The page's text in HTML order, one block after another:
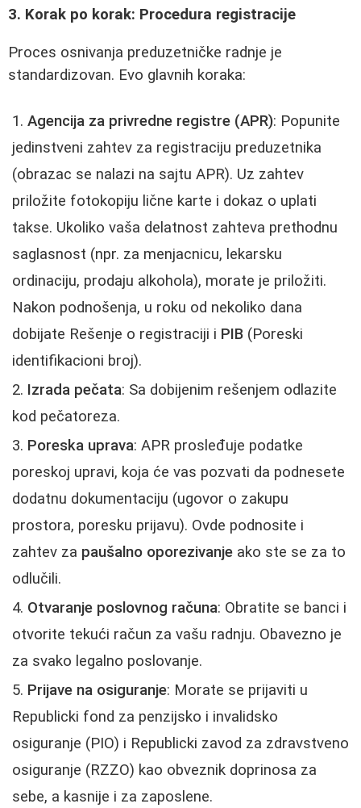
3. Korak po korak: Procedura registracije
Proces osnivanja preduzetničke radnje je
standardizovan. Evo glavnih koraka:
Agencija za privredne registre (APR): Popunite
jedinstveni zahtev za registraciju preduzetnika
(obrazac se nalazi na sajtu APR). Uz zahtev
priložite fotokopiju lične karte i dokaz o uplati
takse. Ukoliko vaša delatnost zahteva prethodnu
saglasnost (npr. za menjacnicu, lekarsku
ordinaciju, prodaju alkohola), morate je priložiti.
Nakon podnošenja, u roku od nekoliko dana
dobijate Rešenje o registraciji i PIB (Poreski
identifikacioni broj).
Izrada pečata: Sa dobijenim rešenjem odlazite
kod pečatoreza.
Poreska uprava: APR prosleđuje podatke
poreskoj upravi, koja će vas pozvati da podnesete
dodatnu dokumentaciju (ugovor o zakupu
prostora, poresku prijavu). Ovde podnosite i
zahtev za paušalno oporezivanje ako ste se za to
odlučili.
Otvaranje poslovnog računa: Obratite se banci i
otvorite tekući račun za vašu radnju. Obavezno je
za svako legalno poslovanje.
Prijave na osiguranje: Morate se prijaviti u
Republicki fond za penzijsko i invalidsko
osiguranje (PIO) i Republicki zavod za zdravstveno
osiguranje (RZZO) kao obveznik doprinosa za
sebe, a kasnije i za zaposlene.